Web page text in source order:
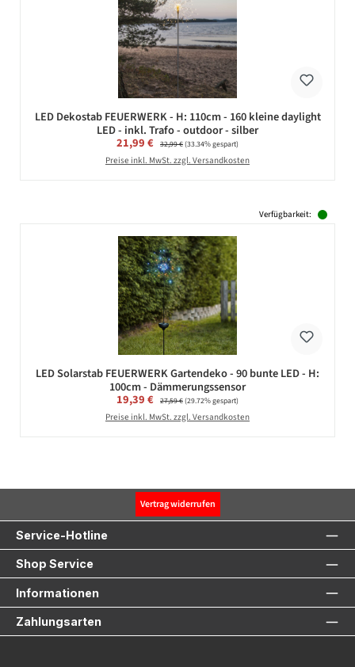
LED Dekostab FEUERWERK - H: 110cm - 160 kleine daylight
LED - inkl. Trafo - outdoor - silber
Verkaufspreis:
21,99 € Regulärer Preis:
32,99 €(33.34% gespart)
Preise inkl. MwSt. zzgl. Versandkosten
Verfügbarkeit:
LED Solarstab FEUERWERK Gartendeko - 90 bunte LED - H:
100cm - Dämmerungssensor
Verkaufspreis:
19,39 € Regulärer Preis:
27,59 €(29.72% gespart)
Preise inkl. MwSt. zzgl. Versandkosten
Vertrag widerrufen
Service-Hotline
Shop Service
Informationen
Zahlungsarten